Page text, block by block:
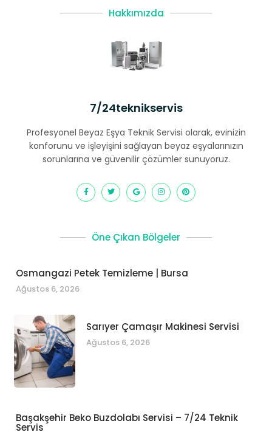
Hakkımızda
7/24teknikservis
Profesyonel Beyaz Eşya Teknik Servisi olarak, evinizin
konforunu ve işleyişini sağlayan beyaz eşyalarınızın
sorunlarına ve güvenilir çözümler sunuyoruz.
Öne Çıkan Bölgeler
Osmangazi Petek Temizleme | Bursa
Ağustos 6, 2026
Sarıyer Çamaşır Makinesi Servisi
Ağustos 6, 2026
Başakşehir Beko Buzdolabı Servisi – 7/24 Teknik
Servis